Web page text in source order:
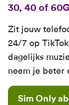
30, 40 of
Zit jouw
24/7 op
dagelijks
neem je beter
Sim Only